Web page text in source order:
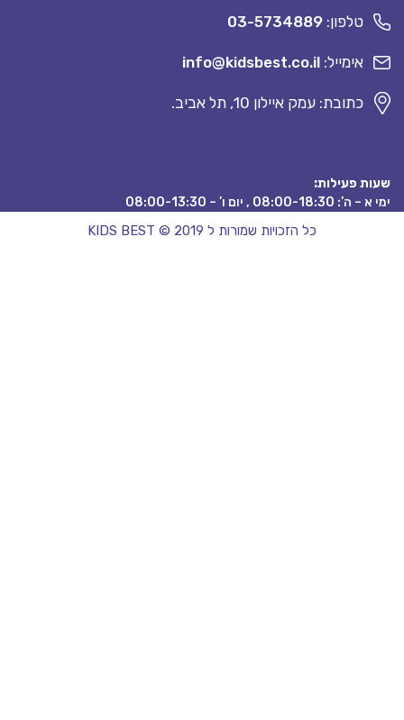
טלפון:03-5734889
אימייל:info@kidsbest.co.il
כתובת: עמק איילון 10, תל אביב.
פעילות:
18:30 , יום ו’ – 08:00-13:30
כל הזכויות שמורות ל KIDS BEST © 2019